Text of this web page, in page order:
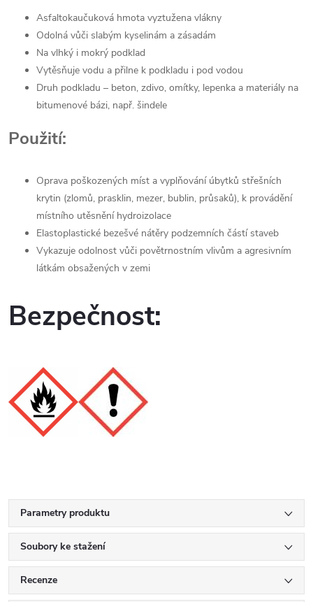
Asfaltokaučuková hmota vyztužena vlákny
Odolná vůči slabým kyselinám a zásadám
Na vlhký i mokrý podklad
Vytěsňuje vodu a přilne k podkladu i pod vodou
Druh podkladu – beton, zdivo, omítky, lepenka a materiály na
bitumenové bázi, např. šindele
Použití:
Oprava poškozených míst a vyplňování úbytků střešních
krytin (zlomů, prasklin, mezer, bublin, průsaků), k provádění
místního utěsnění hydroizolace
Elastoplastické bezešvé nátěry podzemních částí staveb
Vykazuje odolnost vůči povětrnostním vlivům a agresivním
látkám obsažených v zemi
Bezpečnost:
Parametry produktu
Soubory ke stažení
Recenze